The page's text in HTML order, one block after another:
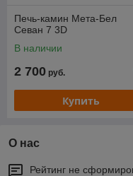
Печь-камин Мета-Бел
Севан 7 3D
В наличии
2 700 руб.
Купить
О нас
Рейтинг не